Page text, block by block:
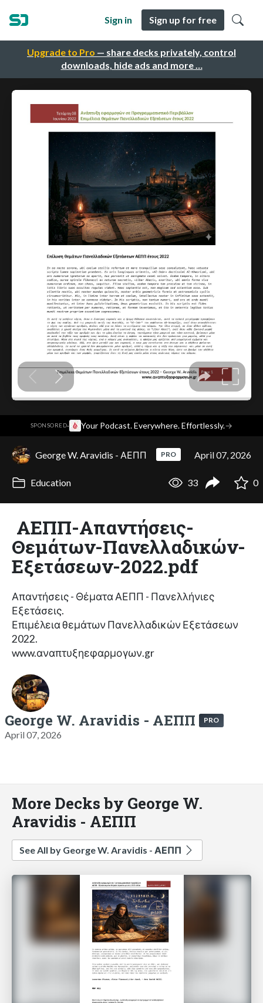
Upgrade to Pro — share decks privately, control
downloads, hide ads and more …
Sign in Sign up for free
SPONSORED· Your Podcast. Everywhere. Effortlessly.→
George W. Aravidis - ΑΕΠΠ PRO April 07, 2026
Education 33 0
ΑΕΠΠ-Απαντήσεις-
Θεμάτων-Πανελλαδικών-
Εξετάσεων-2022.pdf
Απαντήσεις - Θέματα ΑΕΠΠ - Πανελλήνιες
Εξετάσεις.
Επιμέλεια θεμάτων Πανελλαδικών Εξετάσεων
2022.
www.αναπτυξηεφαρμογων.gr
George W. Aravidis - ΑΕΠΠ PRO
April 07, 2026
More Decks by George W.
Aravidis - ΑΕΠΠ
See All by George W. Aravidis - ΑΕΠΠ